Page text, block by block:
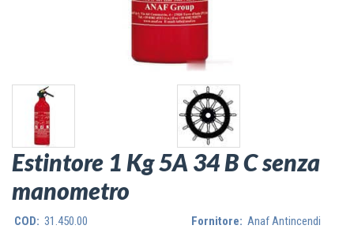
Estintore 1 Kg 5A 34 B C senza
manometro
COD: 31.450.00 Fornitore: Anaf Antincendi